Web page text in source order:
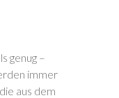
genug –
immer
aus dem